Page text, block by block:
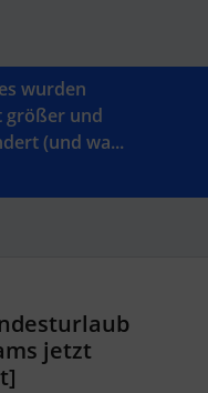
wurden
größer und
(und wa...
jetzt